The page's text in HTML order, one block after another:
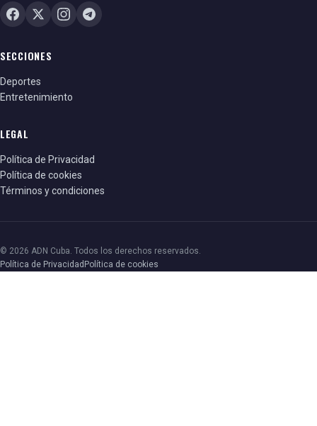
SECCIONES
Deportes
Entretenimiento
LEGAL
Política de Privacidad
Política de cookies
Términos y condiciones
© 2026 ADN Cuba. Todos los derechos reservados.
Política de Privacidad Política de cookies